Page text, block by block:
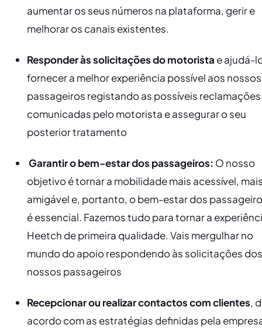
aumentar os seus números na plataforma, gerir e
melhorar os canais existentes.
Responder às solicitações do motorista e ajudá-
fornecer a melhor experiência possível aos nossos
passageiros registando as possíveis reclamações
comunicadas pelo motorista e assegurar o seu
posterior tratamento
Garantir o bem-estar dos passageiros: O nosso
objetivo é tornar a mobilidade mais acessível,
amigável e, portanto, o bem-estar dos
é essencial. Fazemos tudo para tornar a
Heetch de primeira qualidade. Vais mergulhar no
mundo do apoio respondendo às solicitações dos
nossos passageiros
Recepcionar ou realizar contactos com clientes,
acordo com as estratégias definidas pela